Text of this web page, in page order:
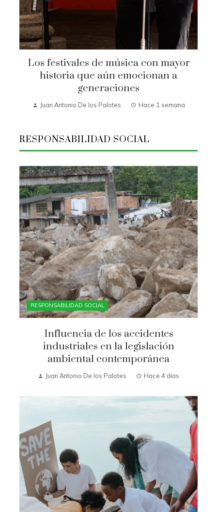
Los festivales de música con mayor
historia que aún emocionan a
generaciones
Juan Antonio De los Palotes Hace 1 semana
RESPONSABILIDAD SOCIAL
RESPONSABILIDAD SOCIAL
Influencia de los accidentes
industriales en la legislación
ambiental contemporánea
Juan Antonio De los Palotes Hace 4 días